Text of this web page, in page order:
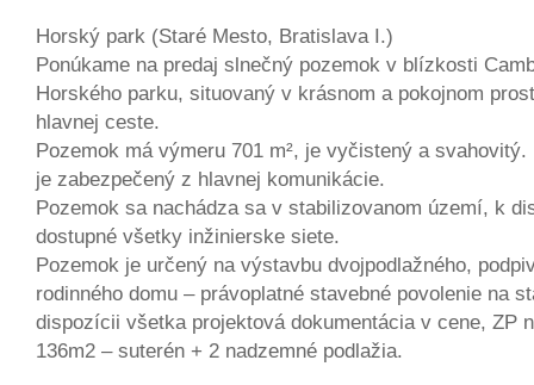
Horský park (Staré Mesto, Bratislava I.)
Ponúkame na predaj slnečný pozemok v blízkosti
Horského parku, situovaný v krásnom a pokojnom
hlavnej ceste.
Pozemok má výmeru 701 m², je vyčistený a
je zabezpečený z hlavnej komunikácie.
Pozemok sa nachádza sa v stabilizovanom území, k
dostupné všetky inžinierske siete.
Pozemok je určený na výstavbu dvojpodlažného,
rodinného domu – právoplatné stavebné povolenie na
dispozícii všetka projektová dokumentácia v cene, ZP
136m2 – suterén + 2 nadzemné podlažia.